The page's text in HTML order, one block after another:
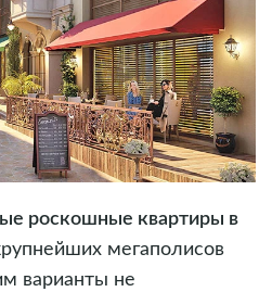
роскошные квартиры в
мегаполисов
варианты не